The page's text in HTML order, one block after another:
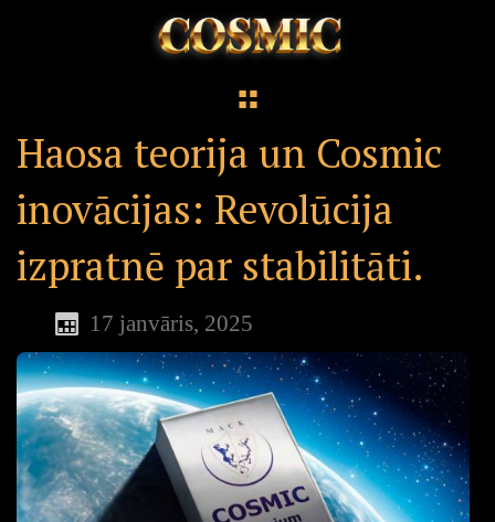
Haosa teorija un Cosmic
inovācijas: Revolūcija
izpratnē par stabilitāti.
17 janvāris, 2025